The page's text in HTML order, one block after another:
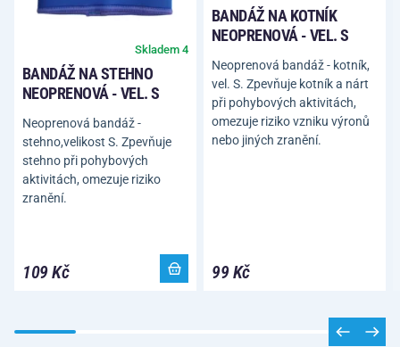
Skladem 4
BANDÁŽ NA STEHNO
NEOPRENOVÁ - VEL. S
Neoprenová bandáž -
stehno,velikost S. Zpevňuje
stehno při pohybových
aktivitách, omezuje riziko
zranění.
109 Kč
BANDÁŽ NA KOTNÍK
NEOPRENOVÁ - VEL. S
Neoprenová bandáž - kotník,
vel. S. Zpevňuje kotník a nárt
při pohybových aktivitách,
omezuje riziko vzniku výronů
nebo jiných zranění.
99 Kč